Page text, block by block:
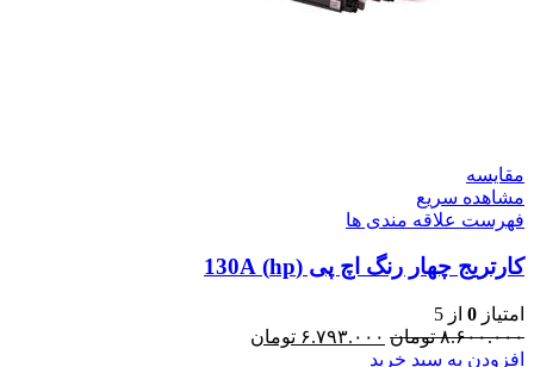
مقایسه
مشاهده سریع
فهرست علاقه مندی ها
کارتریج چهار رنگ اچ پی (hp) 130A
امتیاز 0 از 5
۸.۶۰۰.۰۰۰ تومان ۶.۷۹۳.۰۰۰ تومان
افزودن به سبد خرید